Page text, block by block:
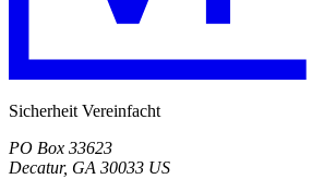
Sicherheit Vereinfacht
PO Box 33623
Decatur, GA 30033 US